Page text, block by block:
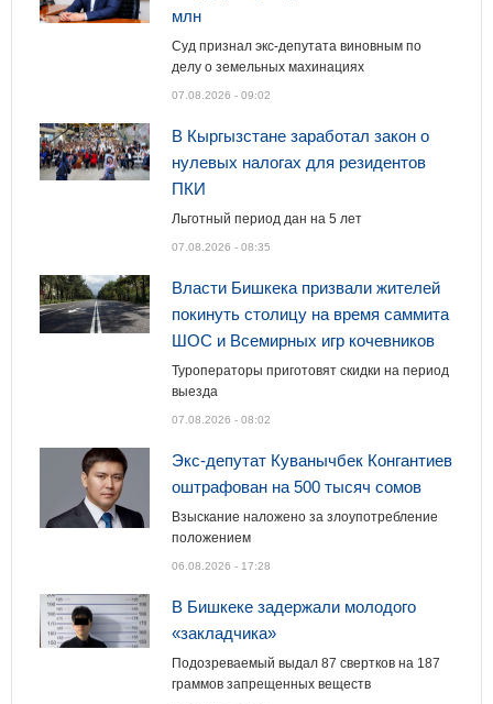
млн
Суд признал экс-депутата виновным по
делу о земельных махинациях
07.08.2026 - 09:02
В Кыргызстане заработал закон о
нулевых налогах для резидентов
ПКИ
Льготный период дан на 5 лет
07.08.2026 - 08:35
Власти Бишкека призвали жителей
покинуть столицу на время саммита
ШОС и Всемирных игр кочевников
Туроператоры приготовят скидки на период
выезда
07.08.2026 - 08:02
Экс-депутат Куванычбек Конгантиев
оштрафован на 500 тысяч сомов
Взыскание наложено за злоупотребление
положением
06.08.2026 - 17:28
В Бишкеке задержали молодого
«закладчика»
Подозреваемый выдал 87 свертков на 187
граммов запрещенных веществ